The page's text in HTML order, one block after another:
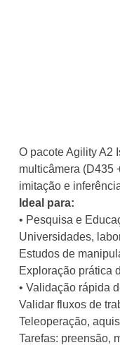
O pacote Agility A2
multicâmera (D435
imitação e
Ideal para:
• Pesquisa e
Universidades,
Estudos de
Exploração prática
• Validação rápida
Validar fluxos de
Teleoperação,
Tarefas: preensão,